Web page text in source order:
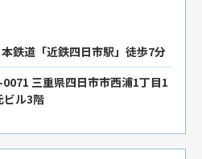
鉄道「近鉄四日市駅」徒歩7分
三重県四日市市西浦1丁目1
ビル3階